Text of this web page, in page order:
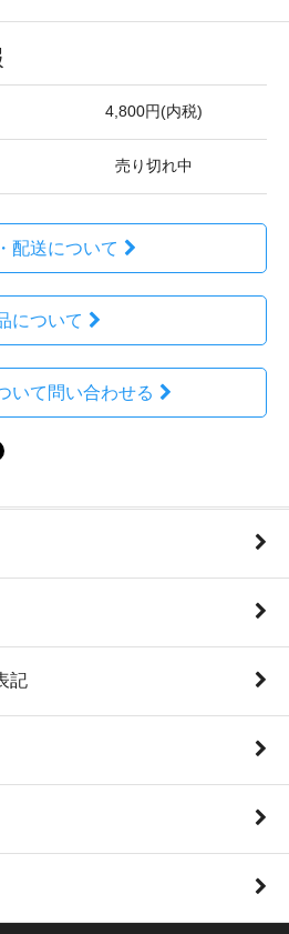
4,800円(内税)
売り切れ中
配送について
について
いて問い合わせる
記